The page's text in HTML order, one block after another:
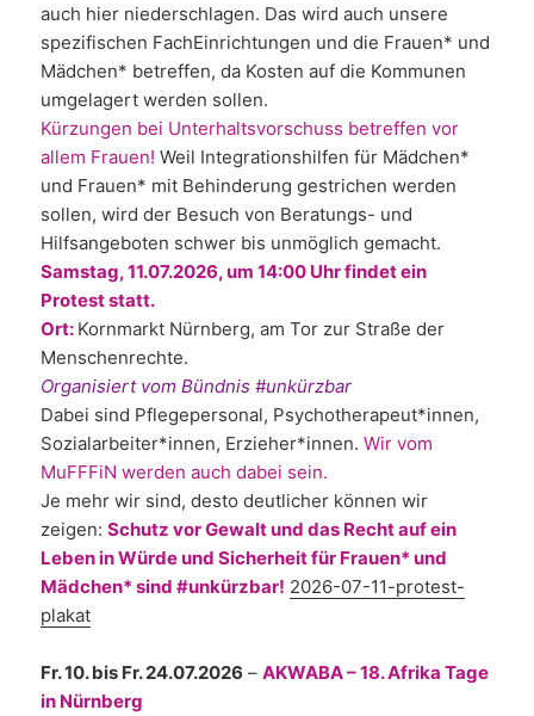
auch hier niederschlagen. Das wird auch unsere
spezifischen FachEinrichtungen und die Frauen* und
Mädchen* betreffen, da Kosten auf die Kommunen
umgelagert werden sollen.
Kürzungen bei Unterhaltsvorschuss betreffen vor
allem Frauen! Weil Integrationshilfen für Mädchen*
und Frauen* mit Behinderung gestrichen werden
sollen, wird der Besuch von Beratungs- und
Hilfsangeboten schwer bis unmöglich gemacht.
Samstag, 11.07.2026, um 14:00 Uhr findet ein
Protest statt.
Ort: Kornmarkt Nürnberg, am Tor zur Straße der
Menschenrechte.
Organisiert vom Bündnis #unkürzbar
Dabei sind Pflegepersonal, Psychotherapeut*innen,
Sozialarbeiter*innen, Erzieher*innen.Wir vom
MuFFFiN werden auch dabei sein.
Je mehr wir sind, desto deutlicher können wir
zeigen:Schutz vor Gewalt und das Recht auf ein
Leben in Würde und Sicherheit für Frauen* und
Mädchen* sind #unkürzbar! 2026-07-11-protest-
plakat
Fr. 10. bis Fr. 24.07.2026 –AKWABA – 18. Afrika Tage
in Nürnberg